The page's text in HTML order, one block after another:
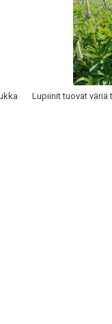
Lupiinit tuovat väriä